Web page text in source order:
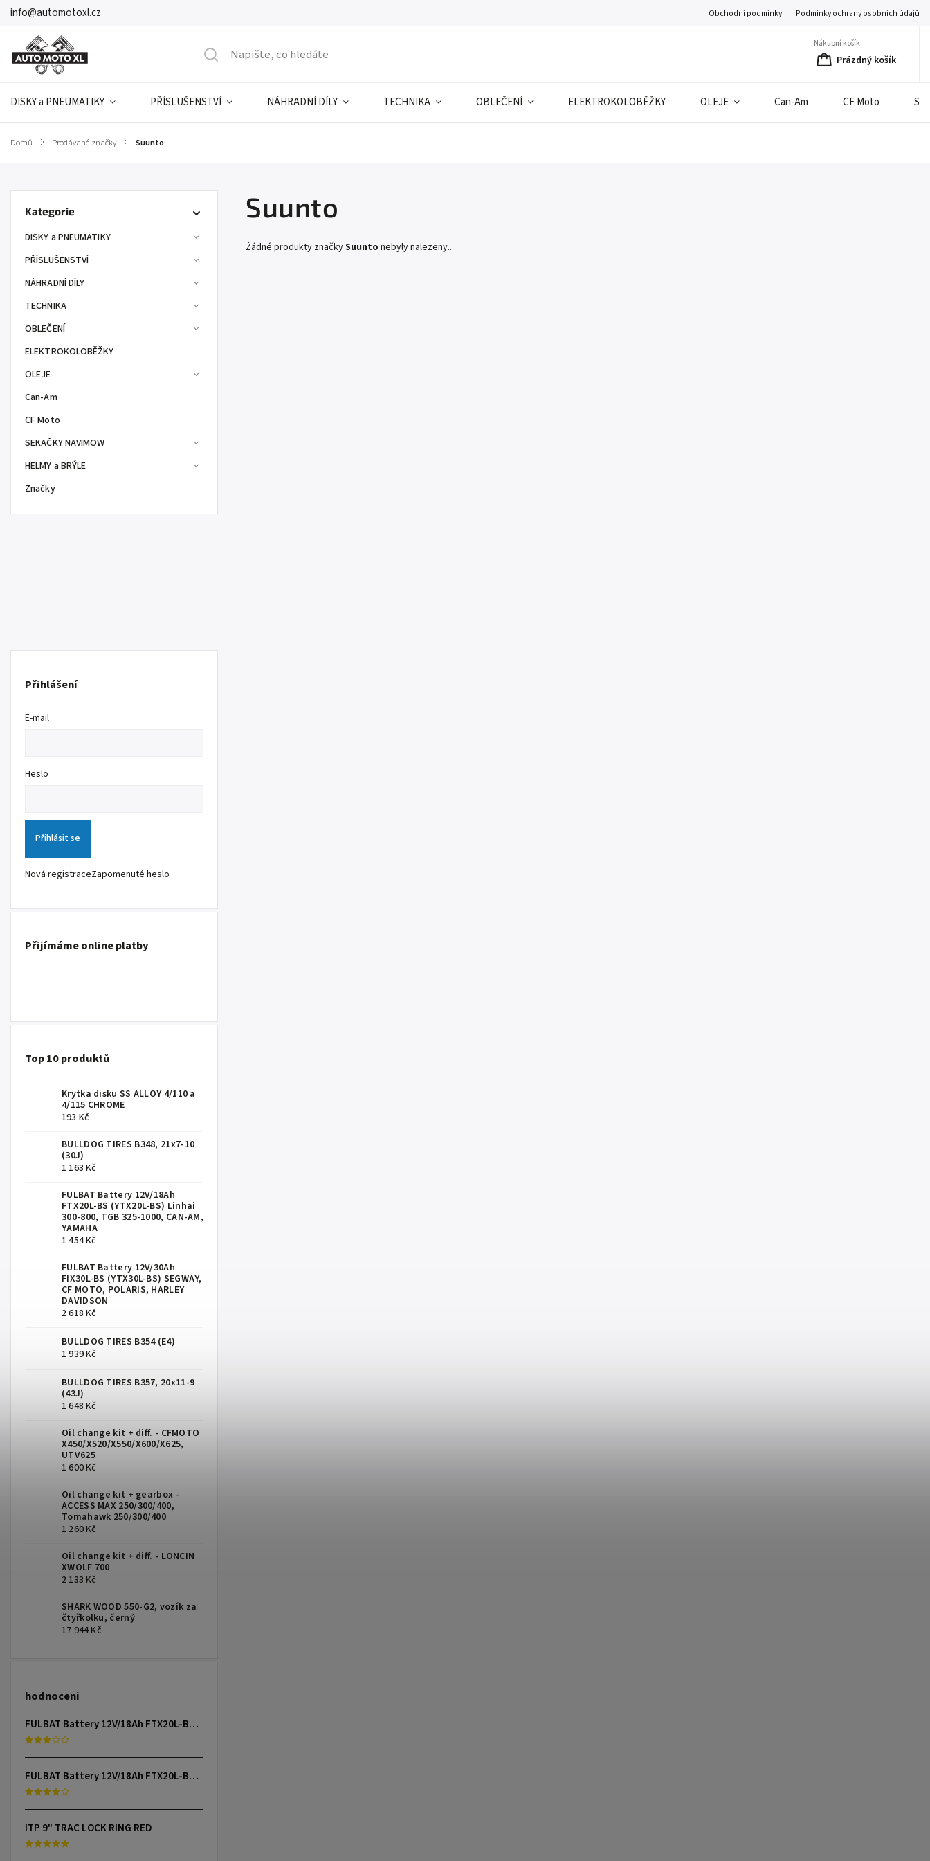
info@automotoxl.cz Obchodní podmínky Podmínky ochrany osobních údajů
Nákupní košík
Prázdný košík
DISKY a PNEUMATIKY PŘÍSLUŠENSTVÍ NÁHRADNÍ DÍLY TECHNIKA OBLEČENÍ ELEKTROKOLOBĚŽKY OLEJE Can-Am CF Moto
Domů / Prodávané značky / Suunto
Kategorie
DISKY a PNEUMATIKY
PŘÍSLUŠENSTVÍ
NÁHRADNÍ DÍLY
TECHNIKA
OBLEČENÍ
ELEKTROKOLOBĚŽKY
OLEJE
Can-Am
CF Moto
SEKAČKY NAVIMOW
HELMY a BRÝLE
Značky
Přihlášení
E-mail
Heslo
Přihlásit se
Nová registraceZapomenuté heslo
Přijímáme online platby
Top 10 produktů
Krytka disku SS ALLOY 4/110 a
4/115 CHROME
193 Kč
BULLDOG TIRES B348, 21x7-10
(30J)
1 163 Kč
FULBAT Battery 12V/18Ah
FTX20L-BS (YTX20L-BS) Linhai
300-800, TGB 325-1000, CAN-AM,
YAMAHA
1 454 Kč
FULBAT Battery 12V/30Ah
FIX30L-BS (YTX30L-BS) SEGWAY,
CF MOTO, POLARIS, HARLEY
DAVIDSON
2 618 Kč
BULLDOG TIRES B354 (E4)
1 939 Kč
BULLDOG TIRES B357, 20x11-9
(43J)
1 648 Kč
Oil change kit + diff. - CFMOTO
X450/X520/X550/X600/X625,
UTV625
1 600 Kč
Oil change kit + gearbox -
ACCESS MAX 250/300/400,
Tomahawk 250/300/400
1 260 Kč
Oil change kit + diff. - LONCIN
XWOLF 700
2 133 Kč
SHARK WOOD 550-G2, vozík za
čtyřkolku, černý
17 944 Kč
hodnoceni
FULBAT Battery 12V/18Ah FTX20L-BS (YTX20L-BS) Linhai 300-800, TGB 325-1000, CAN-AM, YAMAHA
FULBAT Battery 12V/18Ah FTX20L-BS (YTX20L-BS) Linhai 300-800, TGB 325-1000, CAN-AM, YAMAHA
ITP 9" TRAC LOCK RING RED
Suunto
Žádné produkty značkySuunto nebyly nalezeny...